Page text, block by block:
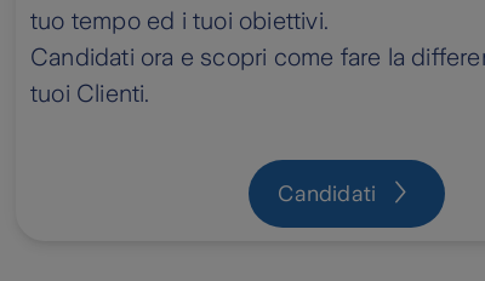
tuo tempo ed i tuoi obiettivi.
Candidati ora e scopri come fare la
tuoi Clienti.
Candidati